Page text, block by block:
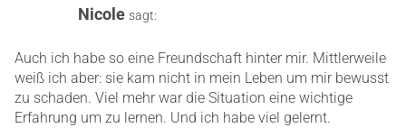
Nicole sagt:
Auch ich habe so eine Freundschaft hinter mir. Mittlerweile
weiß ich aber: sie kam nicht in mein Leben um mir bewusst
zu schaden. Viel mehr war die Situation eine wichtige
Erfahrung um zu lernen. Und ich habe viel gelernt.